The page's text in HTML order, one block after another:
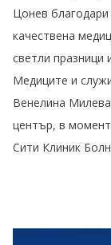
Цонев
качествена
светли празници
Медиците и
Венелина
център, в
Сити Клиник